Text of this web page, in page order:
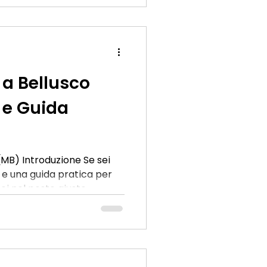
del Consiglio nazionale
Bellusco
Guida
Introduzione Se sei
una guida pratica per
nel posto giusto.
è un passo
e conoscenza, puoi
tua casa e ottenere una